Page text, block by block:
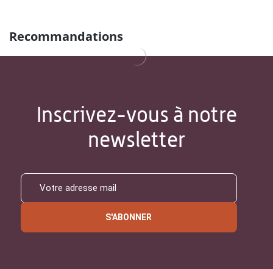
Recommandations
Inscrivez-vous à notre
newsletter
S'ABONNER